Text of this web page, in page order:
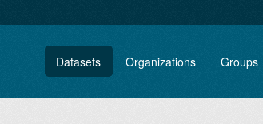
Datasets Organizations Groups